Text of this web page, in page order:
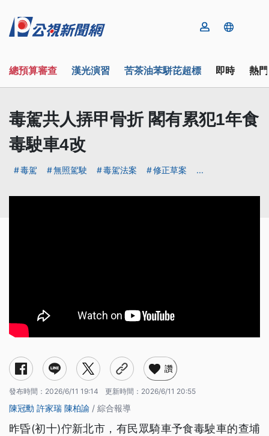
總預算審查 漢光演習 苦茶油苯駢芘超標 即時 熱
毒駕共人挵甲骨折 閣有累犯1年食
毒駛車4改
毒駕 無照駕駛 毒駕法案 修正草案 ...
讚
發布時間： 2026/6/11 19:14 更新時間： 2026/6/11 20:55
陳冠勳 許家瑞 陳柏諭 / 綜合報導
昨昏(初十)佇新北市，有民眾騎車予食毒駛車的查埔